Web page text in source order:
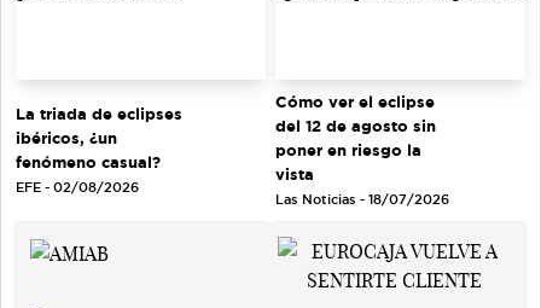
La triada de eclipses
ibéricos, ¿un
fenómeno casual?
EFE - 02/08/2026
Cómo ver el eclipse
del 12 de agosto sin
poner en riesgo la
vista
Las Noticias - 18/07/2026